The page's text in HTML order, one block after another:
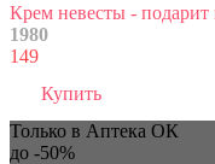
Крем невесты - подарит
1980
149
Купить
Только в Аптека ОК
до -50%